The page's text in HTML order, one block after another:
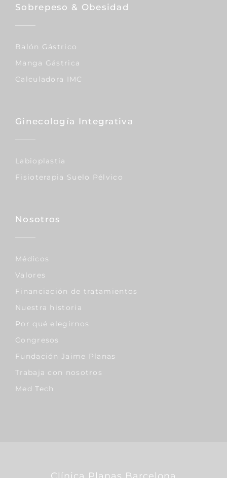
Sobrepeso & Obesidad
Balón Gástrico
Manga Gástrica
Calculadora IMC
Ginecología Integrativa
Labioplastia
Fisioterapia Suelo Pélvico
Nosotros
Médicos
Valores
Financiación de tratamientos
Nuestra historia
Por qué elegirnos
Congresos
Fundación Jaime Planas
Trabaja con nosotros
Med Tech
Clínica Planas Barcelona